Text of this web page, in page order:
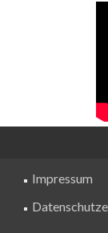
Impressum